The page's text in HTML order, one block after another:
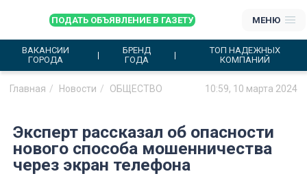
ПОДАТЬ ОБЪЯВЛЕНИЕ В ГАЗЕТУ МЕНЮ
ВАКАНСИИ
ГОРОДА
БРЕНД
ГОДА
ТОП НАДЕЖНЫХ
КОМПАНИЙ
Главная Новости ОБЩЕСТВО 10:59, 10 марта 2024
Эксперт рассказал об опасности
нового способа мошенничества
через экран телефона